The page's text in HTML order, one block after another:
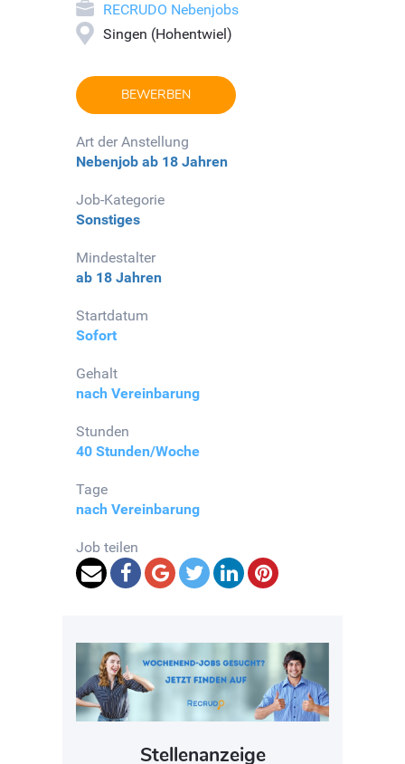
RECRUDO Nebenjobs
Singen (Hohentwiel)
BEWERBEN
Art der Anstellung
Nebenjob ab 18 Jahren
Job-Kategorie
Sonstiges
Mindestalter
ab 18 Jahren
Startdatum
Sofort
Gehalt
nach Vereinbarung
Stunden
40 Stunden/Woche
Tage
nach Vereinbarung
Job teilen
Stellenanzeige